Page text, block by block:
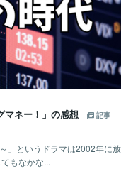
マネー！」の感想
記事
」というドラマは2002年に放
もなかな...